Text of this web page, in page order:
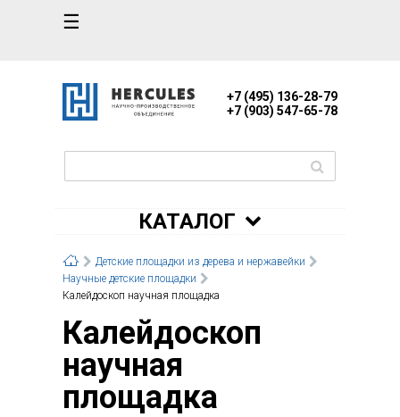
☰
+7 (495) 136-28-79
+7 (903) 547-65-78
КАТАЛОГ
Детские площадки из дерева и нержавейки
Научные детские площадки
Калейдоскоп научная площадка
Калейдоскоп
научная
площадка